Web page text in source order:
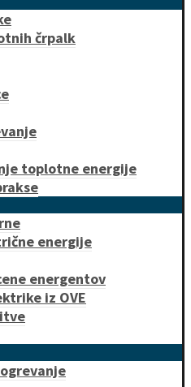
črpalk
toplotne energije
energije
energentov
iz OVE